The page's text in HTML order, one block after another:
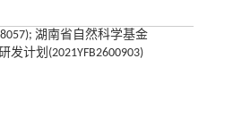
湖南省自然科学基金
发计划(2021YFB2600903)